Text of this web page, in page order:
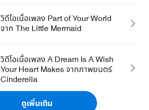
วิดีโอเนื้อเพลง Part of Your World
จาก The Little Mermaid
วิดีโอเนื้อเพลง A Dream Is A Wish
Your Heart Makes จากภาพยนตร์
Cinderella
ดูเพิ่มเติม